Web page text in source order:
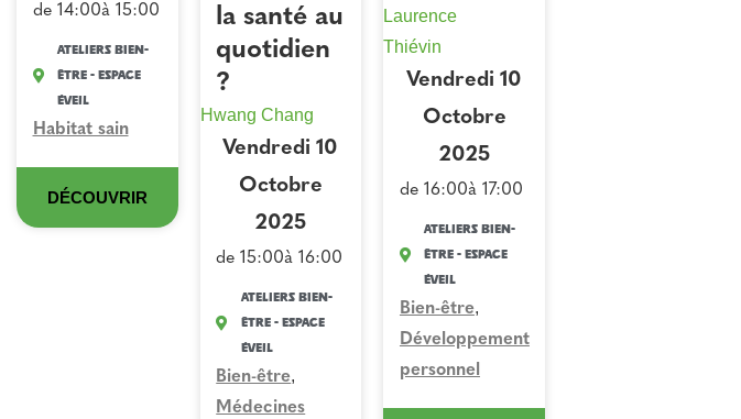
de 14:00à 15:00
Ateliers Bien-
Être - Espace
Éveil
Habitat sain
DÉCOUVRIR
la santé au
quotidien
?
Hwang Chang
Vendredi 10
Octobre
2025
de 15:00à 16:00
Ateliers Bien-
Être - Espace
Éveil
Bien-être,
Médecines
Laurence
Thiévin
Vendredi 10
Octobre
2025
de 16:00à 17:00
Ateliers Bien-
Être - Espace
Éveil
Bien-être,
Développement
personnel